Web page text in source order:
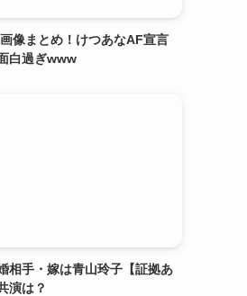
像まとめ！けつあなAF宣言
白過ぎwww
相手・嫁は青山玲子【証拠あ
演は？